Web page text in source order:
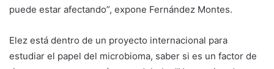
puede estar afectando”, expone Fernández Montes.
Elez está dentro de un proyecto internacional para
estudiar el papel del microbioma, saber si es un factor de